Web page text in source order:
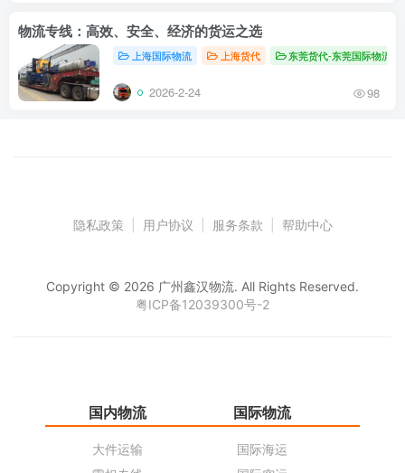
物流专线：高效、安全、经济的货运之选
上海国际物流 上海货代 东莞货代-东莞国际物流
2026-2-24 98
隐私政策 用户协议 服务条款 帮助中心
Copyright © 2026 广州鑫汉物流. All Rights Reserved.
粤ICP备12039300号-2
国内物流
大件运输
国际物流
国际海运